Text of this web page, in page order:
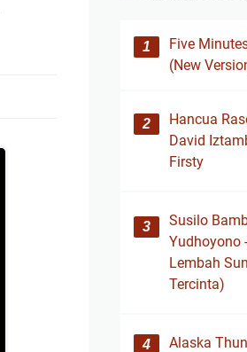
Five
(New
Hancua
David
Firsty
Susilo
Yudhoyono
Lembah
Tercinta)
Alaska